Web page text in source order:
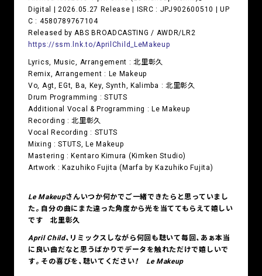
Digital | 2026.05.27 Release | ISRC : JPJ902600510 | UP
C : 4580789767104
Released by ABS BROADCASTING / AWDR/LR2
https://ssm.lnk.to/AprilChild_LeMakeup
Lyrics, Music, Arrangement : 北里彰久
Remix, Arrangement : Le Makeup
Vo, Agt, EGt, Ba, Key, Synth, Kalimba : 北里彰久
Drum Programming : STUTS
Additional Vocal & Programming : Le Makeup
Recording : 北里彰久
Vocal Recording : STUTS
Mixing : STUTS, Le Makeup
Mastering : Kentaro Kimura (Kimken Studio)
Artwork : Kazuhiko Fujita (Marfa by Kazuhiko Fujita)
Le Makeupさんいつか何かでご一緒できたらと思っていまし
た。自分の曲にまた違った角度から光を当ててもらえて嬉しい
です 北里彰久
April Child、リミックスしながら何回も聴いて毎回、あぁ本当
に良い曲だなと思うばかりでデータを触れただけで嬉しいで
す。その喜びを、聴いてください！ Le Makeup